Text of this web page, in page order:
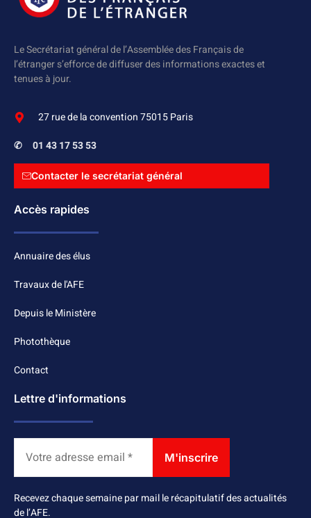
Le Secrétariat général de l’Assemblée des Français de
l’étranger s’efforce de diffuser des informations exactes et
tenues à jour.
27 rue de la convention 75015 Paris
✆ 01 43 17 53 53
Contacter le secrétariat général
Accès rapides
Annuaire des élus
Travaux de l'AFE
Depuis le Ministère
Photothèque
Contact
Lettre d'informations
Recevez chaque semaine par mail le récapitulatif des actualités
de l’AFE.